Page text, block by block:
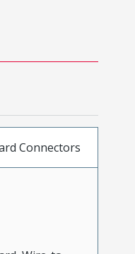
Connectors